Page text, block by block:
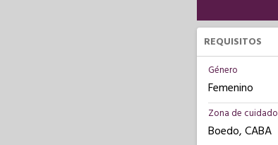
REQUISITOS
Género
Femenino
Zona de cuidado
Boedo, CABA